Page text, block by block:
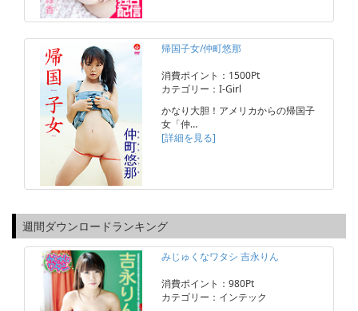
帰国子女/仲町悠那
消費ポイント：1500Pt
カテゴリー：I-Girl
かなり大胆！アメリカからの帰国子
女「仲…
[詳細を見る]
週間ダウンロードランキング
みじゅくなワタシ 吉永りん
消費ポイント：980Pt
カテゴリー：インテック